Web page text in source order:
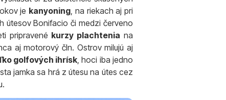
je kanyoning , na riekach aj pri
Bonifacio či medzi červeno
pripravené kurzy plachtenia na
aj motorový čln. Ostrov milujú aj
golfových ihrísk , hoci iba jedno
jamka sa hrá z útesu na útes cez